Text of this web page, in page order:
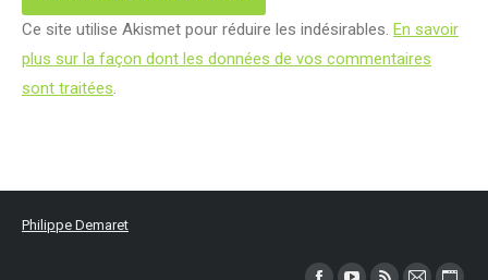
Ce site utilise Akismet pour réduire les indésirables. En savoir
plus sur la façon dont les données de vos commentaires
sont traitées
Philippe Demaret